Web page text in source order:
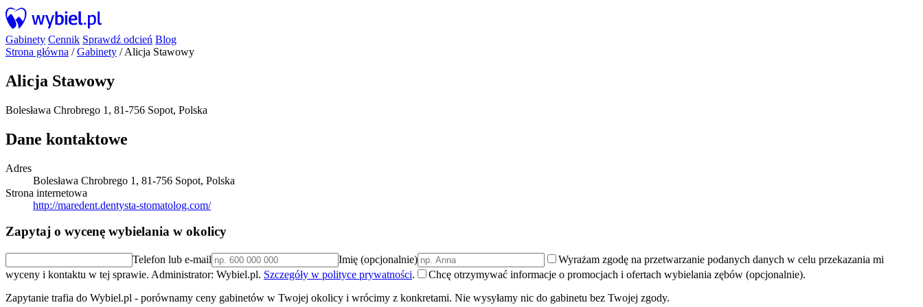
Gabinety Cennik Sprawdź odcień Blog
Strona główna /Gabinety /Alicja Stawowy
Alicja Stawowy
Bolesława Chrobrego 1, 81-756 Sopot, Polska
Dane kontaktowe
Adres
Bolesława Chrobrego 1, 81-756 Sopot, Polska
Strona internetowa
http://maredent.dentysta-stomatolog.com/
Zapytaj o wycenę wybielania w okolicy
Telefon lub e-mail Imię (opcjonalnie)
Wyrażam zgodę na przetwarzanie podanych danych w celu przekazania mi
wyceny i kontaktu w tej sprawie. Administrator: Wybiel.pl. Szczegóły w polityce prywatności.
Chcę otrzymywać informacje o promocjach i ofertach wybielania zębów (opcjonalnie).
Zapytanie trafia do Wybiel.pl - porównamy ceny gabinetów w Twojej okolicy i wrócimy z konkretami. Nie wysyłamy nic do gabinetu bez Twojej zgody.